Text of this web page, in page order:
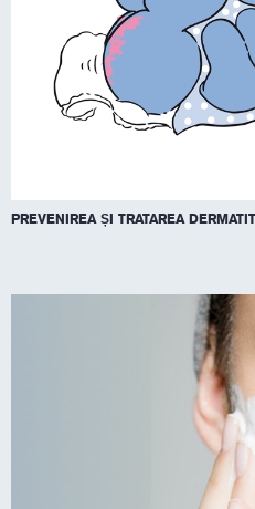
PREVENIREA ȘI TRATAREA